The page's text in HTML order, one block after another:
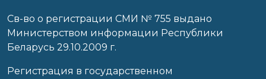
Св-во о регистрации СМИ № 755 выдано
Министерством информации Республики
Беларусь 29.10.2009 г.
Регистрация в государственном